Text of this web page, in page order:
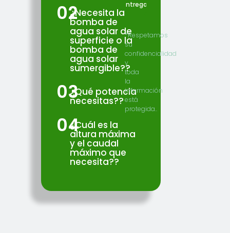
02¿Necesita la
bomba de
agua solar de
superficie o la
bomba de
agua solar
sumergible??
03¿Qué potencia
necesitas??
04¿Cuál es la
altura máxima
y el caudal
máximo que
necesita??
*Respetamos
su
confidencialidad
y
toda
la
información
está
protegida..